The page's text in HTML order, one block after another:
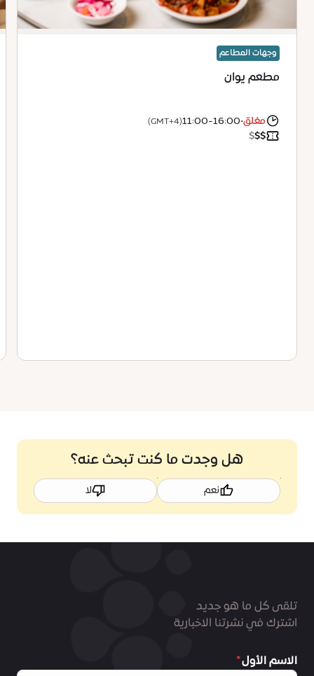
وجهات المطاعم
مطعم يوان
مغلق•
11:00-16:00
(GMT+4)
$
$
$
هل وجدت ما كنت تبحث عنه؟
نعم لا
تلقى كل ما هو جديد
اشترك في نشرتنا الاخبارية
الاسم الأول